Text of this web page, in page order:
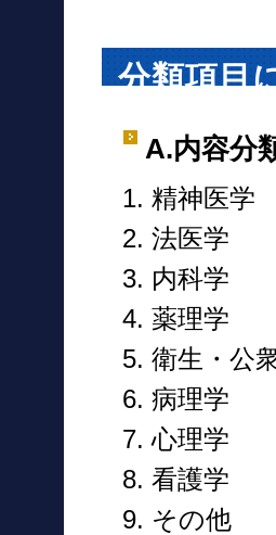
分類項目
A.内容分
精神医学
法医学
内科学
薬理学
衛生・公
病理学
心理学
看護学
その他